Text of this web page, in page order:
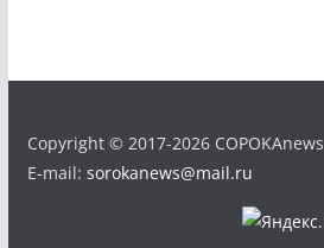
Copyright © 2017-2026 COPOKAnews
E-mail: sorokanews@mail.ru